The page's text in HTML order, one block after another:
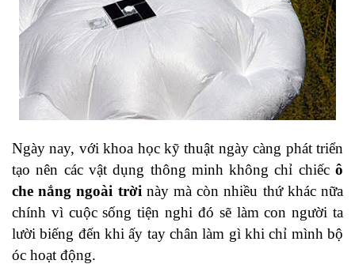
Ngày nay, với khoa học kỹ thuật ngày càng phát triển
tạo nên các vật dụng thông minh không chỉ chiếc ô
che nắng ngoài trời này mà còn nhiều thứ khác nữa
chính vì cuộc sống tiện nghi đó sẽ làm con người ta
lười biếng đến khi ấy tay chân làm gì khi chỉ mình bộ
óc hoạt động.